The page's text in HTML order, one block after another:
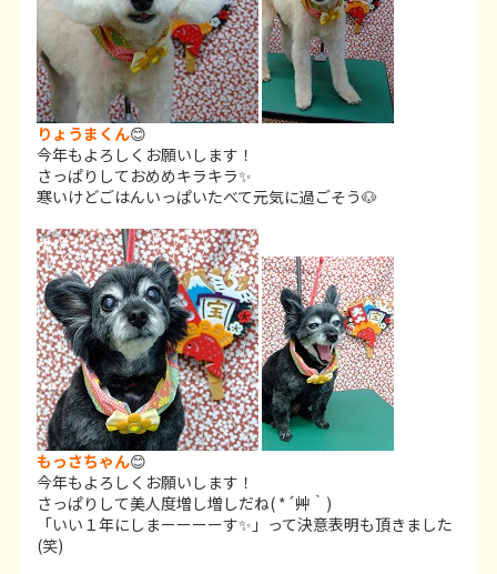
りょうまくん😊
今年もよろしくお願いします！
さっぱりしておめめキラキラ✨
寒いけどごはんいっぱいたべて元気に過ごそう🐶
もっさちゃん😊
今年もよろしくお願いします！
さっぱりして美人度増し増しだね( *´艸｀)
「いい１年にしまーーーーす✨」って決意表明も頂きました
(笑)